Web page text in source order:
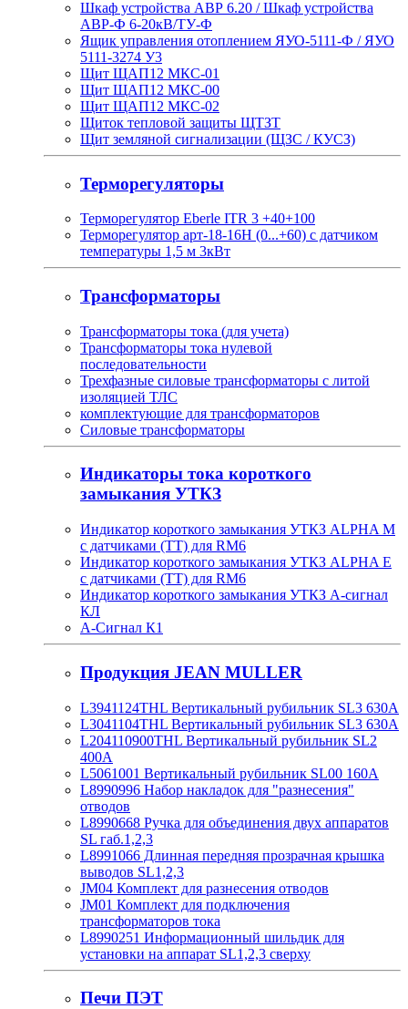
Шкаф устройства АВР 6.20 / Шкаф устройства
АВР-Ф 6-20кВ/ТУ-Ф
Ящик управления отоплением ЯУО-5111-Ф / ЯУО
5111-3274 У3
Щит ЩАП12 МКС-01
Щит ЩАП12 МКС-00
Щит ЩАП12 МКС-02
Щиток тепловой защиты ЩТЗТ
Щит земляной сигнализации (ЩЗС / КУСЗ)
Терморегуляторы
Терморегулятор Eberle ITR 3 +40+100
Терморегулятор арт-18-16H (0...+60) с датчиком
температуры 1,5 м 3кВт
Трансформаторы
Трансформаторы тока (для учета)
Трансформаторы тока нулевой
последовательности
Трехфазные силовые трансформаторы с литой
изоляцией ТЛС
комплектующие для трансформаторов
Силовые трансформаторы
Индикаторы тока короткого
замыкания УТКЗ
Индикатор короткого замыкания УТКЗ ALPHA M
с датчиками (ТТ) для RM6
Индикатор короткого замыкания УТКЗ ALPHA E
с датчиками (ТТ) для RM6
Индикатор короткого замыкания УТКЗ А-сигнал
КЛ
А-Сигнал К1
Продукция JEAN MULLER
L3941124THL Вертикальный рубильник SL3 630А
L3041104THL Вертикальный рубильник SL3 630А
L204110900THL Вертикальный рубильник SL2
400А
L5061001 Вертикальный рубильник SL00 160А
L8990996 Набор накладок для "разнесения"
отводов
L8990668 Ручка для объединения двух аппаратов
SL габ.1,2,3
L8991066 Длинная передняя прозрачная крышка
выводов SL1,2,3
JM04 Комплект для разнесения отводов
JM01 Комплект для подключения
трансформаторов тока
L8990251 Информационный шильдик для
установки на аппарат SL1,2,3 сверху
Печи ПЭТ